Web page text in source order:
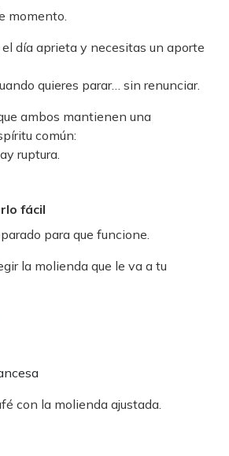
momento.
el día aprieta y necesitas un aporte
quieres parar… sin renunciar.
ambos mantienen una
común:
ruptura.
fácil
para que funcione.
la molienda que le va a tu
con la molienda ajustada.